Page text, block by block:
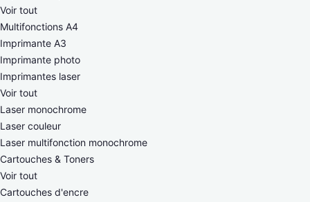
Voir tout
Multifonctions A4
Imprimante A3
Imprimante photo
Imprimantes laser
Voir tout
Laser monochrome
Laser couleur
Laser multifonction monochrome
Cartouches & Toners
Voir tout
Cartouches d'encre